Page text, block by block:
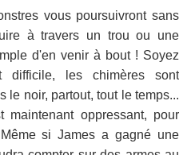
vous poursuivront sans
à travers un trou ou une
d'en venir à bout ! Soyez
les chimères sont
le noir, partout, tout le temps...
maintenant oppressant, pour
si James a gagné une